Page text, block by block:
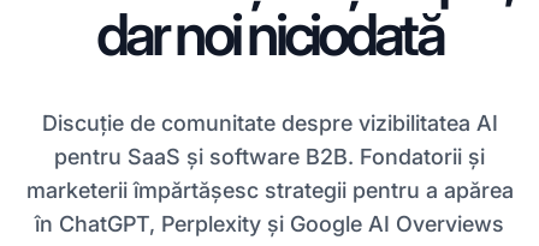
dar noi niciodată
Discuție de comunitate despre vizibilitatea AI
pentru SaaS și software B2B. Fondatorii și
marketerii împărtășesc strategii pentru a apărea
în ChatGPT, Perplexity și Google AI Overviews